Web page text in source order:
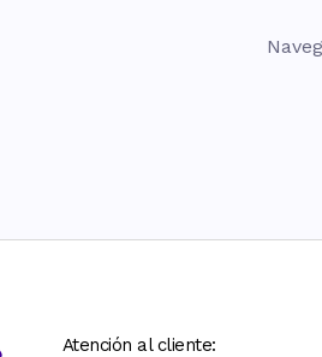
Atención al cliente: